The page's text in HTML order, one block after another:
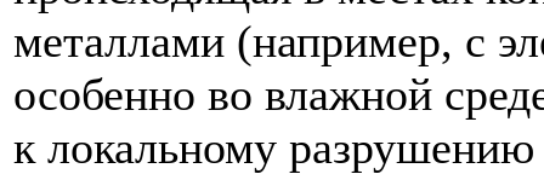
металлами (например, с
особенно во влажной
к локальному разрушению